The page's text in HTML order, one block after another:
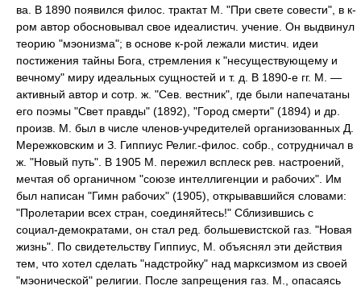
ва. В 1890 появился филос. трактат М. "При свете совести", в к-
ром автор обосновывал свое идеалистич. учение. Он выдвинул
теорию "мэонизма"; в основе к-рой лежали мистич. идеи
постижения тайны Бога, стремления к "несуществующему и
вечному" миру идеальных сущностей и т. д. В 1890-е гг. М. —
активный автор и сотр. ж. "Сев. вестник", где были напечатаны
его поэмы "Свет правды" (1892), "Город смерти" (1894) и др.
произв. М. был в числе членов-учредителей организованных Д.
Мережковским и З. Гиппиус Религ.-филос. собр., сотрудничал в
ж. "Новый путь". В 1905 М. пережил всплеск рев. настроений,
мечтая об органичном "союзе интеллигенции и рабочих". Им
был написан "Гимн рабочих" (1905), открывавшийся словами:
"Пролетарии всех стран, соединяйтесь!" Сблизившись с
социал-демократами, он стал ред. большевистской газ. "Новая
жизнь". По свидетельству Гиппиус, М. объяснял эти действия
тем, что хотел сделать "надстройку" над марксизмом из своей
"мэонической" религии. После запрещения газ. М., опасаясь